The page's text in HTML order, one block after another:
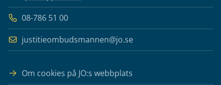
08-786 51 00
justitieombudsmannen@jo.se
Om cookies på JO:s webbplats